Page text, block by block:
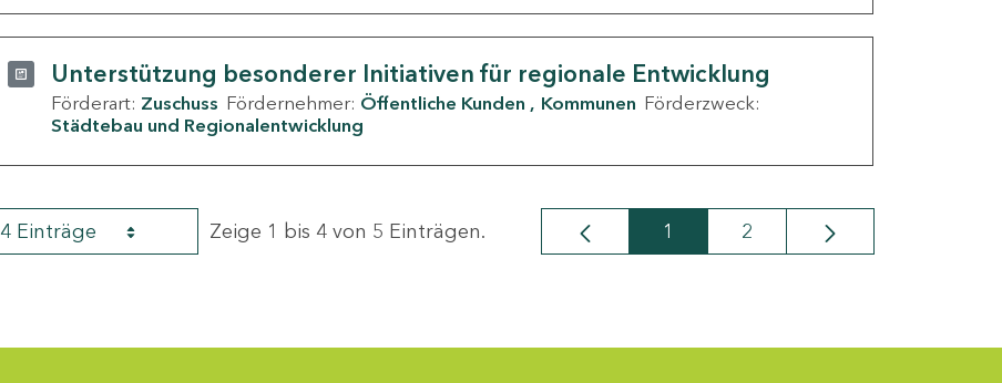
Unterstützung besonderer Initiativen für regionale Entwicklung
Förderart: Zuschuss Fördernehmer: Öffentliche Kunden Kommunen Förderzweck:
Städtebau und Regionalentwicklung
4 Einträge Zeige 1 bis 4 von 5 Einträgen. Seite
1 Seite
2